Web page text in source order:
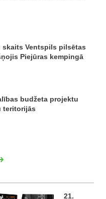
skaits Ventspils pilsētas
Piejūras kempingā
budžeta projektu
teritorijās
21.